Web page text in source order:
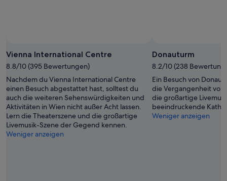
Foto
von
Neil
Ellwood
Vienna International Centre
8.8/10 (395 Bewertungen)
Nachdem du Vienna International Centre
einen Besuch abgestattet hast, solltest du
auch die weiteren Sehenswürdigkeiten und
Aktivitäten in Wien nicht außer Acht lassen.
Lern die Theaterszene und die großartige
Livemusik-Szene der Gegend kennen.
Weniger anzeigen
Donauturm
8.2/10 (238
Ein Besuch von
die Vergangenheit von
die großartige
beeindruckende
Weniger anzeigen